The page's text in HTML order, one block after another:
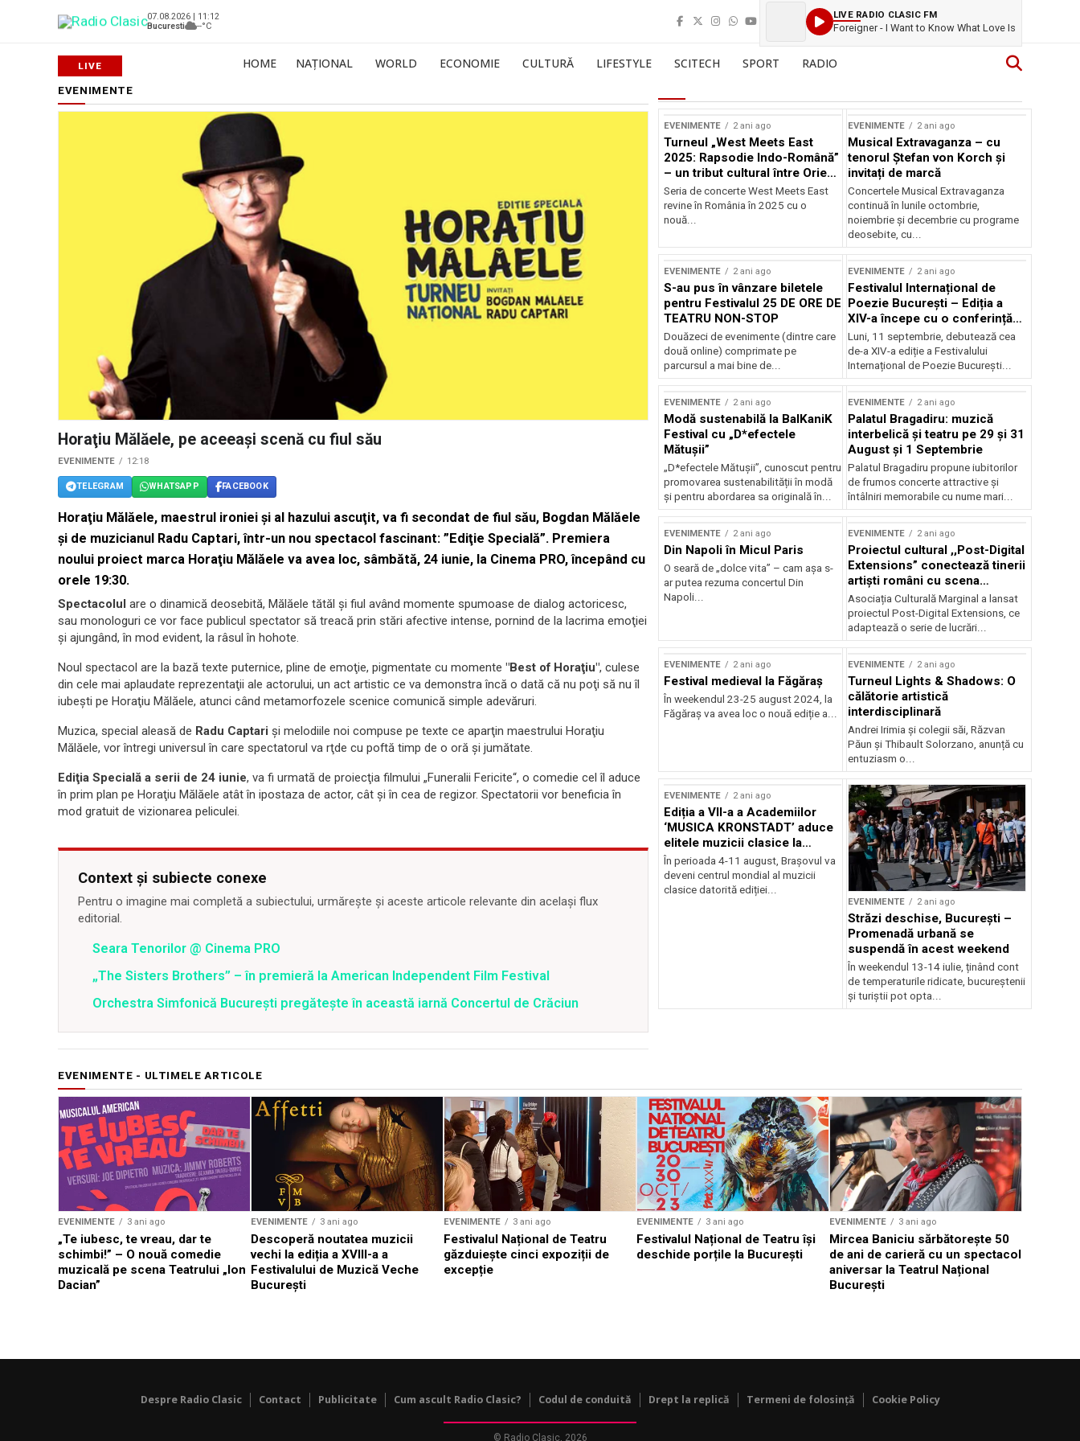
07.08.2026 | 11:12
Bucuresti
--°C
LIVE RADIO CLASIC FM
Foreigner - I Want to Know What Love Is
HOME NAȚIONAL WORLD ECONOMIE CULTURĂ LIFESTYLE SCITECH SPORT RADIO
EVENIMENTE
Horaţiu Mălăele, pe aceeaşi scenă cu fiul său
EVENIMENTE 12:18
TELEGRAM WHATSAPP FACEBOOK
Horaţiu Mălăele, maestrul ironiei şi al hazului ascuţit, va fi secondat de fiul său, Bogdan Mălăele
şi de muzicianul Radu Captari, într-un nou spectacol fascinant: ”Ediţie Specială”. Premiera
noului proiect marca Horaţiu Mălăele va avea loc, sâmbătă, 24 iunie, la Cinema PRO, începând cu
orele 19:30.
Spectacolul are o dinamică deosebită, Mălăele tătăl şi fiul având momente spumoase de dialog actoricesc,
sau monologuri ce vor face publicul spectator să treacă prin stări afective intense, pornind de la lacrima emoţiei
şi ajungând, în mod evident, la râsul în hohote.
Noul spectacol are la bază texte puternice, pline de emoţie, pigmentate cu momente "Best of Horaţiu", culese
din cele mai aplaudate reprezentaţii ale actorului, un act artistic ce va demonstra încă o dată că nu poţi să nu îl
iubeşti pe Horaţiu Mălăele, atunci când metamorfozele scenice comunică simple adevăruri.
Muzica, special aleasă de Radu Captari şi melodiile noi compuse pe texte ce aparţin maestrului Horaţiu
Mălăele, vor întregi universul în care spectatorul va rţde cu poftă timp de o oră şi jumătate.
Ediţia Specială a serii de 24 iunie, va fi urmată de proiecţia filmului „Funeralii Fericite“, o comedie cel îl aduce
în prim plan pe Horaţiu Mălăele atât în ipostaza de actor, cât şi în cea de regizor. Spectatorii vor beneficia în
mod gratuit de vizionarea peliculei.
Context și subiecte conexe
Pentru o imagine mai completă a subiectului, urmărește și aceste articole relevante din același flux
editorial.
Seara Tenorilor @ Cinema PRO
„The Sisters Brothers” – în premieră la American Independent Film Festival
Orchestra Simfonică București pregătește în această iarnă Concertul de Crăciun
EVENIMENTE 2 ani ago
Turneul „West Meets East
2025: Rapsodie Indo-Română”
– un tribut cultural între Orient
și Occident
Seria de concerte West Meets East
revine în România în 2025 cu o
nouă...
EVENIMENTE 2 ani ago
Musical Extravaganza – cu
tenorul Ștefan von Korch și
invitați de marcă
Concertele Musical Extravaganza
continuă în lunile octombrie,
noiembrie şi decembrie cu programe
deosebite, cu...
EVENIMENTE 2 ani ago
S-au pus în vânzare biletele
pentru Festivalul 25 DE ORE DE
TEATRU NON-STOP
Douăzeci de evenimente (dintre care
două online) comprimate pe
parcursul a mai bine de...
EVENIMENTE 2 ani ago
Festivalul Internațional de
Poezie București – Ediția a
XIV-a începe cu o conferință
despre limba română
susținută de Marco Lucchesi
Luni, 11 septembrie, debutează cea
de-a XIV-a ediție a Festivalului
Internațional de Poezie București...
EVENIMENTE 2 ani ago
Modă sustenabilă la BalKaniK
Festival cu „D*efectele
Mătușii”
„D*efectele Mătușii”, cunoscut pentru
promovarea sustenabilității în modă
și pentru abordarea sa originală în...
EVENIMENTE 2 ani ago
Palatul Bragadiru: muzică
interbelică şi teatru pe 29 şi 31
August şi 1 Septembrie
Palatul Bragadiru propune iubitorilor
de frumos concerte attractive şi
întâlniri memorabile cu nume mari...
EVENIMENTE 2 ani ago
Din Napoli în Micul Paris
O seară de „dolce vita” – cam așa s-
ar putea rezuma concertul Din
Napoli...
EVENIMENTE 2 ani ago
Proiectul cultural ,,Post-Digital
Extensions” conectează tinerii
artiști români cu scena
internațională
Asociația Culturală Marginal a lansat
proiectul Post-Digital Extensions, ce
adaptează o serie de lucrări...
EVENIMENTE 2 ani ago
Festival medieval la Făgăraș
În weekendul 23-25 august 2024, la
Făgăraș va avea loc o nouă ediție a...
EVENIMENTE 2 ani ago
Turneul Lights & Shadows: O
călătorie artistică
interdisciplinară
Andrei Irimia și colegii săi, Răzvan
Păun și Thibault Solorzano, anunță cu
entuziasm o...
EVENIMENTE 2 ani ago
Ediția a VII-a a Academiilor
‘MUSICA KRONSTADT’ aduce
elitele muzicii clasice la
Brașov
În perioada 4-11 august, Brașovul va
deveni centrul mondial al muzicii
clasice datorită ediției...
EVENIMENTE 2 ani ago
Străzi deschise, București –
Promenadă urbană se
suspendă în acest weekend
În weekendul 13-14 iulie, ținând cont
de temperaturile ridicate, bucureștenii
și turiștii pot opta...
EVENIMENTE - ULTIMELE ARTICOLE
EVENIMENTE 3 ani ago
„Te iubesc, te vreau, dar te
schimbi!” – O nouă comedie
muzicală pe scena Teatrului „Ion
Dacian”
EVENIMENTE 3 ani ago
Descoperă noutatea muzicii
vechi la ediția a XVIII-a a
Festivalului de Muzică Veche
București
EVENIMENTE 3 ani ago
Festivalul Național de Teatru
găzduiește cinci expoziții de
excepție
EVENIMENTE 3 ani ago
Festivalul Național de Teatru își
deschide porțile la București
EVENIMENTE 3 ani ago
Mircea Baniciu sărbătorește 50
de ani de carieră cu un spectacol
aniversar la Teatrul Național
București
Despre Radio Clasic Contact Publicitate Cum ascult Radio Clasic? Codul de conduită Drept la replică Termeni de folosință Cookie Policy
© Radio Clasic, 2026